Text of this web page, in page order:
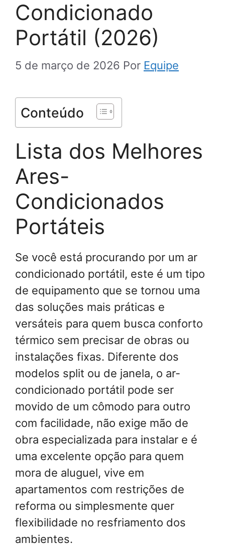
Condicionado
Portátil (2026)
5 de março de 2026 Por Equipe
Conteúdo
Lista dos Melhores
Ares-
Condicionados
Portáteis
Se você está procurando por um ar
condicionado portátil, este é um tipo
de equipamento que se tornou uma
das soluções mais práticas e
versáteis para quem busca conforto
térmico sem precisar de obras ou
instalações fixas. Diferente dos
modelos split ou de janela, o ar-
condicionado portátil pode ser
movido de um cômodo para outro
com facilidade, não exige mão de
obra especializada para instalar e é
uma excelente opção para quem
mora de aluguel, vive em
apartamentos com restrições de
reforma ou simplesmente quer
flexibilidade no resfriamento dos
ambientes.